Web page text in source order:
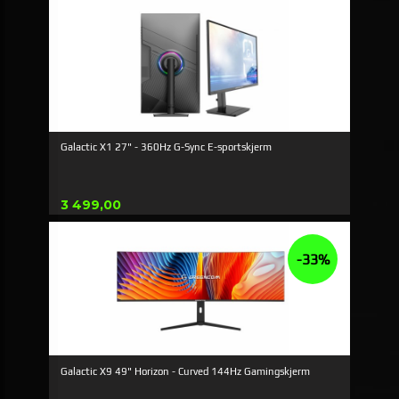
Galactic X1 27" - 360Hz G-Sync E-sportskjerm
Pris
3 499,00
Galactic X9 49" Horizon - Curved 144Hz Gamingskjerm
-33%